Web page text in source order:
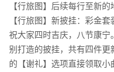
【行旅图】后续每行至新
【行旅图】新披挂：彩金
祝大家四时吉庆，八节康
别打造的披挂，共有四件
的【谢礼】选项直接领取